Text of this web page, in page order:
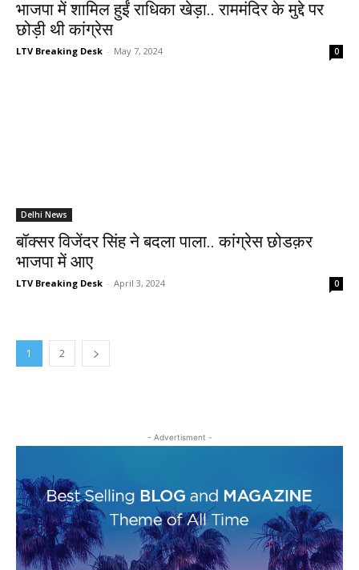
भाजपा में शामिल हुईं राधिका खेड़ा.. राममंदिर के मुद्दे पर
छोड़ी थी कांग्रेस
LTV Breaking Desk - May 7, 2024 0
Delhi News
बॉक्सर विजेंदर सिंह ने बदला पाला.. कांग्रेस छोडक़र
भाजपा में आए
LTV Breaking Desk - April 3, 2024 0
1 2
- Advertisment -